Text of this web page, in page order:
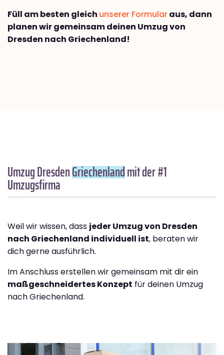
Füll am besten gleich unserer Formularaus, dann
planen wir gemeinsam deinen Umzug von
Dresden nach Griechenland!
Umzug DresdenGriechenlandmit der #1
Umzugsfirma
Weil wir wissen, dass jeder Umzug von Dresden
nach Griechenland individuell ist, beraten wir
dich gerne ausführlich.
Im Anschluss erstellen wir gemeinsam mit dir ein
maßgeschneidertes Konzept für deinen Umzug
nach Griechenland.